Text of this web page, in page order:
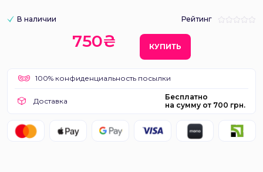
В наличии Рейтинг
750₴ КУПИТЬ
100% конфиденциальность посылки
Доставка
Бесплатно
на сумму от 700 грн.